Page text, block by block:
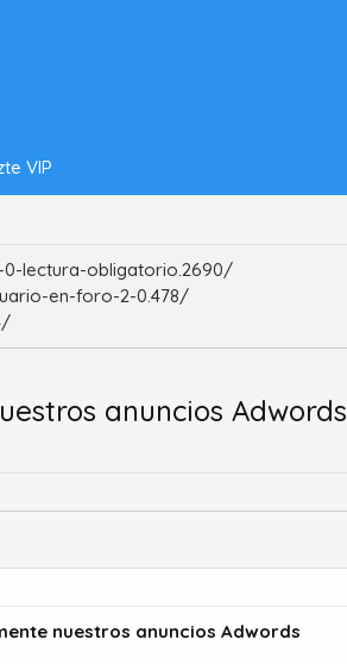
VIP
lectura-obligatorio.2690/
en-foro-2-0.478/
anuncios Adwords
nuestros anuncios Adwords